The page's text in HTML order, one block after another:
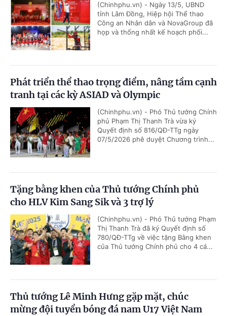
(Chinhphu.vn) - Ngày 13/5, UBND
tỉnh Lâm Đồng, Hiệp hội Thể thao
Công an Nhân dân và NovaGroup đã
họp và thống nhất kế hoạch phối...
Phát triển thể thao trọng điểm, nâng tầm cạnh
tranh tại các kỳ ASIAD và Olympic
(Chinhphu.vn) - Phó Thủ tướng Chính
phủ Phạm Thị Thanh Trà vừa ký
Quyết định số 816/QĐ-TTg ngày
07/5/2026 phê duyệt Chương trình...
Tặng bằng khen của Thủ tướng Chính phủ
cho HLV Kim Sang Sik và 3 trợ lý
(Chinhphu.vn) - Phó Thủ tướng Phạm
Thị Thanh Trà đã ký Quyết định số
780/QĐ-TTg về việc tặng Bằng khen
của Thủ tướng Chính phủ cho 4 cá...
Thủ tướng Lê Minh Hưng gặp mặt, chúc
mừng đội tuyển bóng đá nam U17 Việt Nam